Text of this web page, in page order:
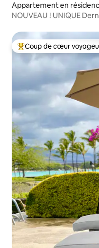
Appartement en
NOUVEAU ! UNIQUE
Coups de cœur
Coup de cœur